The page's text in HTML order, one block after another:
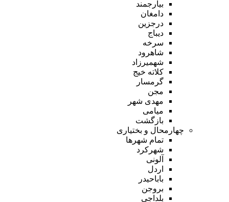
بیارجمند
دامغان
درجزین
دیباج
سرخه
شاهرود
شهمیرزاد
کلاته خیج
گرمسار
مجن
مهدی شهر
میامی
بازگشت
چهارمحال و بختیاری
تمام شهر‌ها
شهرکرد
آلونی
اردل
باباحیدر
بروجن
بلداجی